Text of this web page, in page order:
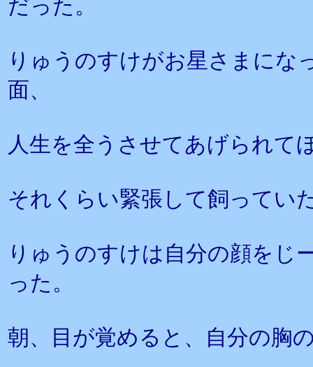
だった。
りゅうのすけがお星さまにな
面、
人生を全うさせてあげられて
それくらい緊張して飼ってい
りゅうのすけは自分の顔をじ
った。
朝、目が覚めると、自分の胸